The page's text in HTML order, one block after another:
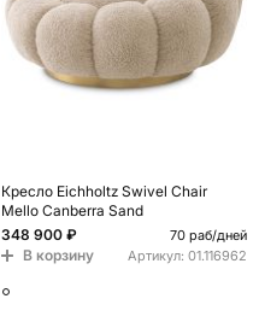
Кресло Eichholtz Swivel Chair
Mello Canberra Sand
348 900 ₽
70 раб/дней
В корзину Артикул: 01.116962